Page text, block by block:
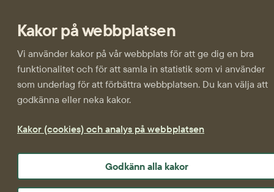
Kakor på webbplatsen
Vi använder kakor på vår webbplats för att ge dig en bra
funktionalitet och för att samla in statistik som vi använder
som underlag för att förbättra webbplatsen. Du kan välja att
godkänna eller neka kakor.
Kakor (cookies) och analys på webbplatsen
Godkänn alla kakor